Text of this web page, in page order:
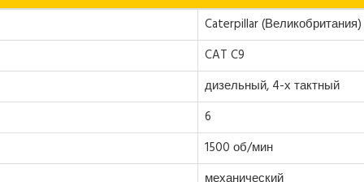
Caterpillar (Великобритания)
CAT C9
дизельный, 4-х тактный
6
1500 об/мин